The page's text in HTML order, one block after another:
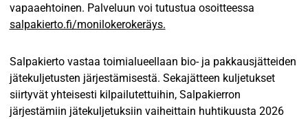
vapaaehtoinen. Palveluun voi tutustua osoitteessa
salpakierto.fi/monilokerokeräys.
Salpakierto vastaa toimialueellaan bio- ja pakkausjätteiden
jätekuljetusten järjestämisestä. Sekajätteen kuljetukset
siirtyvät yhteisesti kilpailutettuihin, Salpakierron
järjestämiin jätekuljetuksiin vaiheittain huhtikuusta 2026